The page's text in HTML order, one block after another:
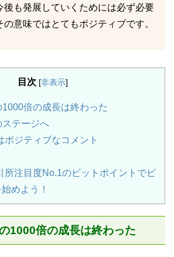
後も発展していくためには必ず必要
意味ではとてもポジティブです。
目次 [非表示]
倍の成長は終わった
テージへ
ポジティブなコメント
所注目度No.1のビットポイントでビ
めよう！
1000倍の成長は終わった